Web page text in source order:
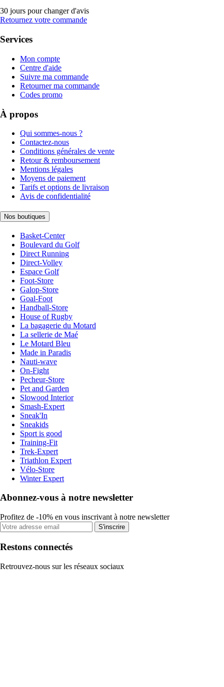
30 jours pour changer d'avis
Retournez votre commande
Services
Mon compte
Centre d'aide
Suivre ma commande
Retourner ma commande
Codes promo
À propos
Qui sommes-nous ?
Contactez-nous
Conditions générales de vente
Retour & remboursement
Mentions légales
Moyens de paiement
Tarifs et options de livraison
Avis de confidentialité
Nos boutiques
Basket-Center
Boulevard du Golf
Direct Running
Direct-Volley
Espace Golf
Foot-Store
Galop-Store
Goal-Foot
Handball-Store
House of Rugby
La bagagerie du Motard
La sellerie de Maé
Le Motard Bleu
Made in Paradis
Nauti-wave
On-Fight
Pecheur-Store
Pet and Garden
Slowood Interior
Smash-Expert
Sneak'In
Sneakids
Sport is good
Training-Fit
Trek-Expert
Triathlon Expert
Vélo-Store
Winter Expert
Abonnez-vous à notre newsletter
Profitez de -10% en vous inscrivant à notre newsletter
S'inscrire
Restons connectés
Retrouvez-nous sur les réseaux sociaux